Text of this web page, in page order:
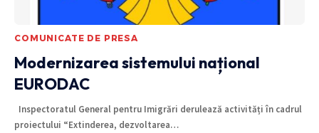
COMUNICATE DE PRESA
Modernizarea sistemului național
EURODAC
Inspectoratul General pentru Imigrări derulează activități în cadrul
proiectului “Extinderea, dezvoltarea…